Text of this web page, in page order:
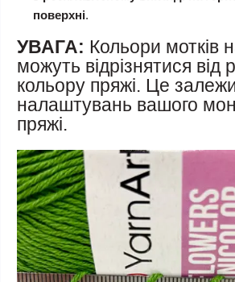
поверхні.
УВАГА: Кольори мотків
можуть відрізнятися від
кольору пряжі. Це
налаштувань вашого
пряжі.